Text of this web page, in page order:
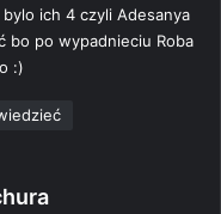
ich 4 czyli Adesanya
bo po wypadnieciu Roba
:)